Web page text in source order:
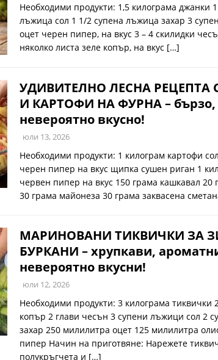
Необходими продукти: 1,5 килограма джанки
лъжица сол 1 1/2 супена лъжица захар 3
оцет черен пипер, на вкус 3 – 4 скилидки
няколко листа зеле копър, на вкус […]
УДИВИТЕЛНО ЛЕСНА РЕЦЕПТА
И КАРТОФИ НА ФУРНА – бързо,
невероятно вкусно!
юли 13, 2026
Необходими продукти: 1 килограм картофи
черен пипер на вкус щипка сушен риган 1
червен пипер на вкус 150 грама кашкавал 20
30 грама майонеза 30 грама заквасена
МАРИНОВАНИ ТИКВИЧКИ ЗА
БУРКАНИ – хрупкави,
невероятно вкусни!
юли 12, 2026
Необходими продукти: 3 килограма тиквички
копър 2 глави чесън 3 супени лъжици сол 2
захар 250 милилитра оцет 125 милилитра
пипер Начин на приготвяне: Нарежете
полукръгчета и […]